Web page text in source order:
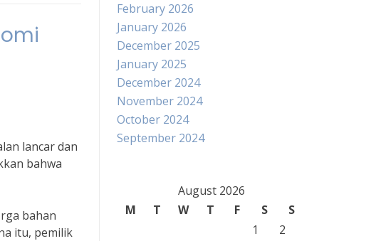
lancar dan
bahwa
bahan
itu, pemilik
February 2026
January 2026
December 2025
January 2025
December 2024
November 2024
October 2024
September 2024
August 2026
M
T W T F S
S
1
2